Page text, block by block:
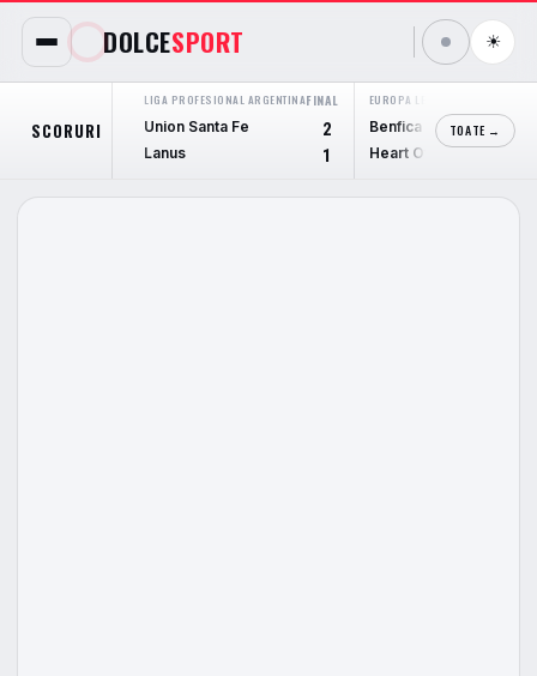
DOLCESPORT ☀
SCORURI
LIGA PROFESIONAL ARGENTINAFINAL
Union Santa Fe
2
Lanus 1
EUROPA LEAGUE
Benfica
6
Heart Of Midlothian
TOATE →